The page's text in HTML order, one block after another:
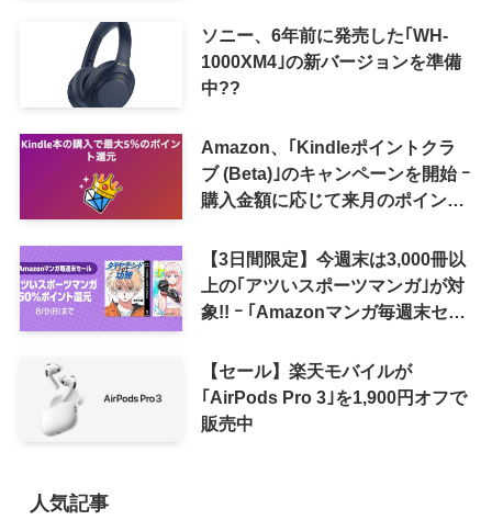
ソニー、6年前に発売した｢WH-
1000XM4｣の新バージョンを準備
中??
Amazon、｢Kindleポイントクラ
ブ (Beta)｣のキャンペーンを開始 ｰ
購入金額に応じて来月のポイント
【3日間限定】今週末は3,000冊以
上の｢アツいスポーツマンガ｣が対
象!! ｰ ｢Amazonマンガ毎週末セー
【セール】楽天モバイルが
｢AirPods Pro 3｣を1,900円オフで
販売中
人気記事